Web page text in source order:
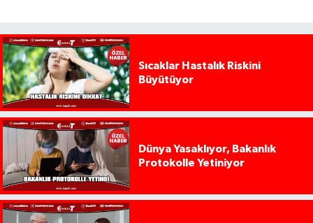
Sıcaklar Hastalık Riskini
Büyütüyor
Dünya Yasaklıyor, Bakanlık
Protokolle Yetiniyor